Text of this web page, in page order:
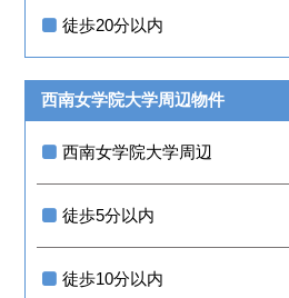
徒歩20分以内
西南女学院大学周辺物件
西南女学院大学周辺
徒歩5分以内
徒歩10分以内